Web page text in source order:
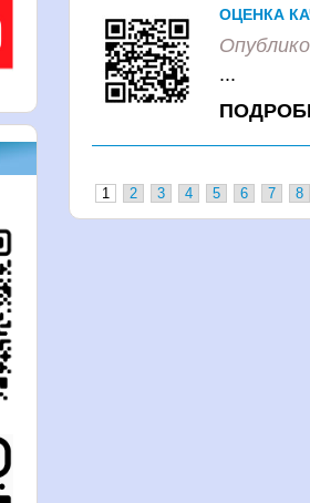
ОЦЕНКА
...
1 2 3 4 5 6 7 8